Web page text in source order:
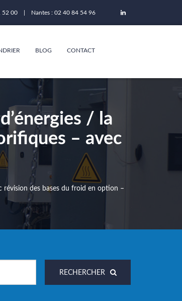
52 00 | Nantes : 02 40 84 54 96
BLOG CONTACT
/ la
– avec
révision des bases du froid en option –
RECHERCHER